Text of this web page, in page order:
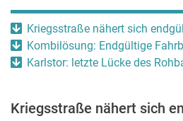
Kriegsstraße nähert sich
Kombilösung: Endgültige
Karlstor: letzte Lücke des
Kriegsstraße nähert sich